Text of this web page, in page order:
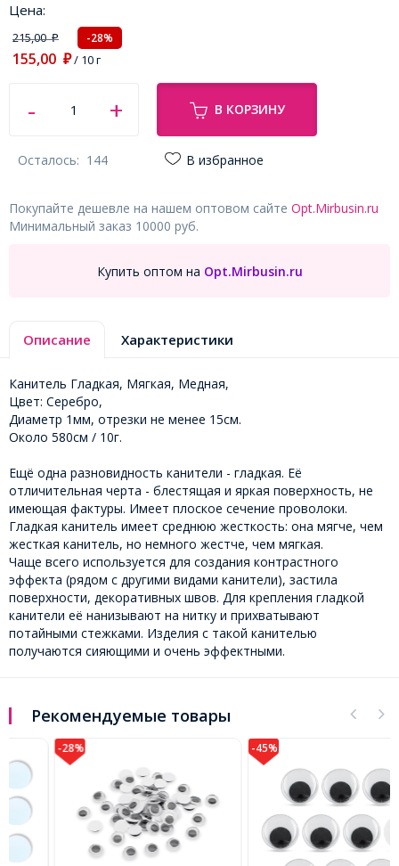
Цена:
215,00₽ -28%
155,00 ₽/ 10 г
В КОРЗИНУ
Осталось: 144 В избранное
Покупайте дешевле на нашем оптовом сайте Opt.Mirbusin.ru
Минимальный заказ 10000 руб.
Купить оптом на Opt.Mirbusin.ru
Описание Характеристики
Канитель Гладкая, Мягкая, Медная,
Цвет: Серебро,
Диаметр 1мм, отрезки не менее 15см.
Около 580см / 10г.
Ещё одна разновидность канители - гладкая. Её
отличительная черта - блестящая и яркая поверхность, не
имеющая фактуры. Имеет плоское сечение проволоки.
Гладкая канитель имеет среднюю жесткость: она мягче, чем
жесткая канитель, но немного жестче, чем мягкая.
Чаще всего используется для создания контрастного
эффекта (рядом с другими видами канители), застила
поверхности, декоративных швов. Для крепления гладкой
канители её нанизывают на нитку и прихватывают
потайными стежками. Изделия с такой канителью
получаются сияющими и очень эффектными.
Рекомендуемые товары